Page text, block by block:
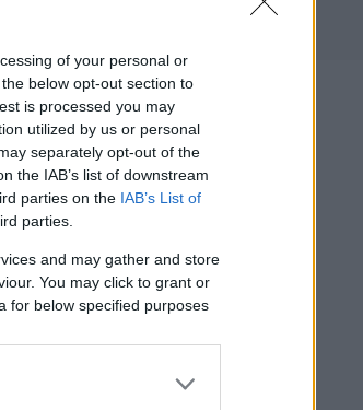
of your personal or
below opt-out section to
is processed you may
utilized by us or personal
separately opt-out of the
the IAB’s list of downstream
parties on the IAB’s List of
parties.
and may gather and store
You may click to grant or
for below specified purposes